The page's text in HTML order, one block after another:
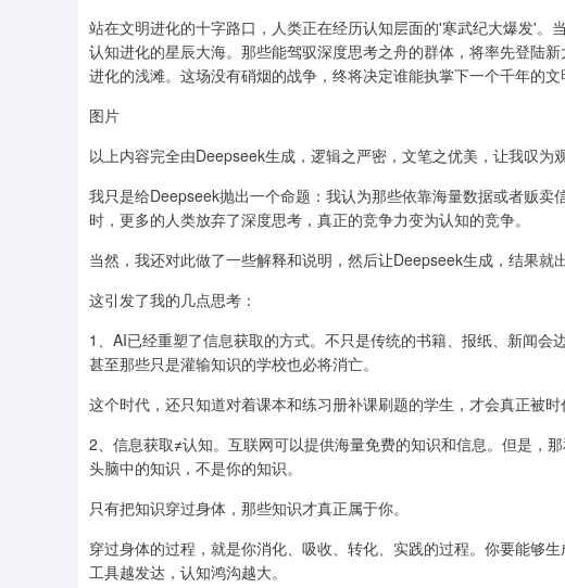
站在文明进化的十字路口，人类正在经历认知层面的'寒武纪大爆发'。
认知进化的星辰大海。那些能驾驭深度思考之舟的群体，将率先登陆
进化的浅滩。这场没有硝烟的战争，终将决定谁能执掌下一个千年的文
图片
以上内容完全由Deepseek生成，逻辑之严密，文笔之优美，让我叹为观
我只是给Deepseek抛出一个命题：我认为那些依靠海量数据或者贩
时，更多的人类放弃了深度思考，真正的竞争力变为认知的竞争。
当然，我还对此做了一些解释和说明，然后让Deepseek生成，结果就
这引发了我的几点思考：
1、AI已经重塑了信息获取的方式。不只是传统的书籍、报纸、新闻会
甚至那些只是灌输知识的学校也必将消亡。
这个时代，还只知道对着课本和练习册补课刷题的学生，才会真正被时
2、信息获取≠认知。互联网可以提供海量免费的知识和信息。但是，
头脑中的知识，不是你的知识。
只有把知识穿过身体，那些知识才真正属于你。
穿过身体的过程，就是你消化、吸收、转化、实践的过程。你要能够生
工具越发达，认知鸿沟越大。